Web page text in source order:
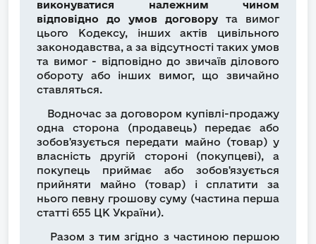
виконуватися належним чином
відповідно до умов договору та вимог
цього Кодексу, інших актів цивільного
законодавства, а за відсутності таких умов
та вимог - відповідно до звичаїв ділового
обороту або інших вимог, що звичайно
ставляться.
Водночас за договором купівлі-продажу
одна сторона (продавець) передає або
зобов'язується передати майно (товар) у
власність другій стороні (покупцеві), а
покупець приймає або зобов'язується
прийняти майно (товар) і сплатити за
нього певну грошову суму (частина перша
статті 655 ЦК України).
Разом з тим згідно з частиною першою